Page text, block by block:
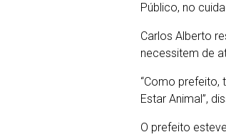
Público, no
Carlos Alberto
necessitem de
“Como
Estar Animal”,
O prefeito